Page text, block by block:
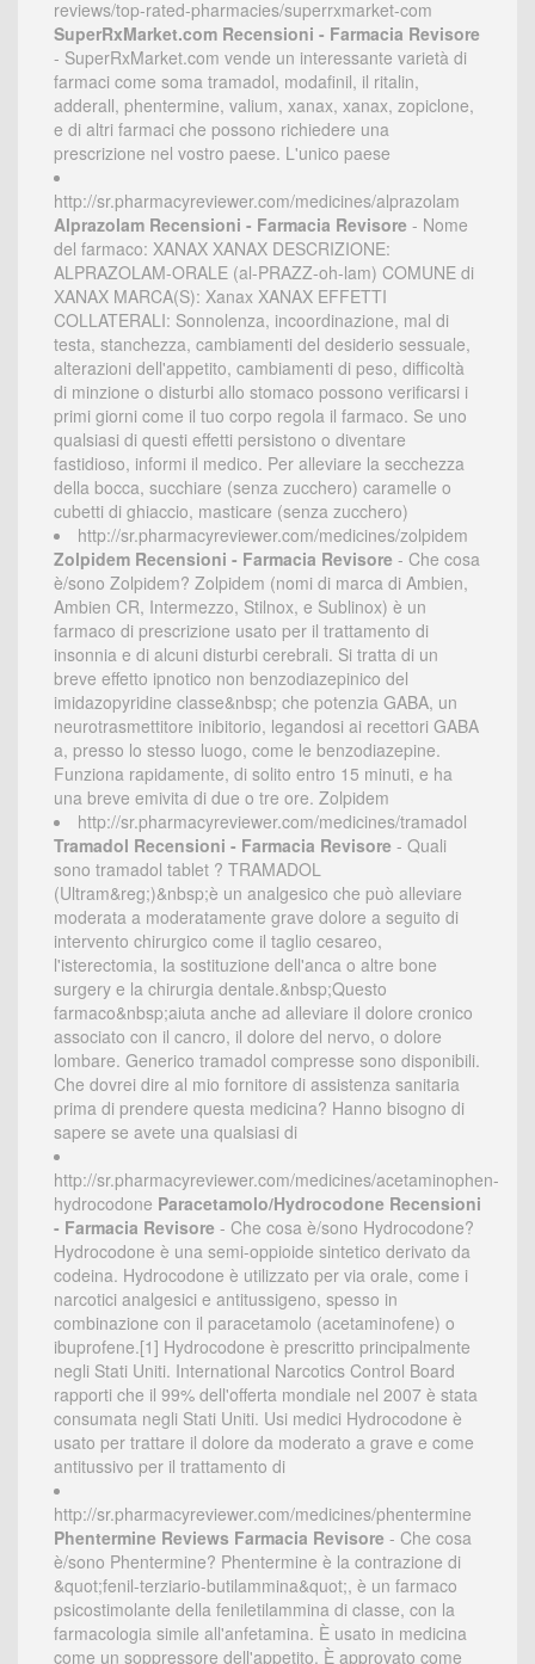
reviews/top-rated-pharmacies/superrxmarket-com
SuperRxMarket.com Recensioni - Farmacia Revisore
- SuperRxMarket.com vende un interessante varietà di
farmaci come soma tramadol, modafinil, il ritalin,
adderall, phentermine, valium, xanax, xanax, zopiclone,
e di altri farmaci che possono richiedere una
prescrizione nel vostro paese. L'unico paese
http://sr.pharmacyreviewer.com/medicines/alprazolam
Alprazolam Recensioni - Farmacia Revisore - Nome
del farmaco: XANAX XANAX DESCRIZIONE:
ALPRAZOLAM-ORALE (al-PRAZZ-oh-lam) COMUNE di
XANAX MARCA(S): Xanax XANAX EFFETTI
COLLATERALI: Sonnolenza, incoordinazione, mal di
testa, stanchezza, cambiamenti del desiderio sessuale,
alterazioni dell'appetito, cambiamenti di peso, difficoltà
di minzione o disturbi allo stomaco possono verificarsi i
primi giorni come il tuo corpo regola il farmaco. Se uno
qualsiasi di questi effetti persistono o diventare
fastidioso, informi il medico. Per alleviare la secchezza
della bocca, succhiare (senza zucchero) caramelle o
cubetti di ghiaccio, masticare (senza zucchero)
http://sr.pharmacyreviewer.com/medicines/zolpidem
Zolpidem Recensioni - Farmacia Revisore - Che cosa
è/sono Zolpidem? Zolpidem (nomi di marca di Ambien,
Ambien CR, Intermezzo, Stilnox, e Sublinox) è un
farmaco di prescrizione usato per il trattamento di
insonnia e di alcuni disturbi cerebrali. Si tratta di un
breve effetto ipnotico non benzodiazepinico del
imidazopyridine classe&nbsp; che potenzia GABA, un
neurotrasmettitore inibitorio, legandosi ai recettori GABA
a, presso lo stesso luogo, come le benzodiazepine.
Funziona rapidamente, di solito entro 15 minuti, e ha
una breve emivita di due o tre ore. Zolpidem
http://sr.pharmacyreviewer.com/medicines/tramadol
Tramadol Recensioni - Farmacia Revisore - Quali
sono tramadol tablet ? TRAMADOL
(Ultram&reg;)&nbsp;è un analgesico che può alleviare
moderata a moderatamente grave dolore a seguito di
intervento chirurgico come il taglio cesareo,
l'isterectomia, la sostituzione dell'anca o altre bone
surgery e la chirurgia dentale.&nbsp;Questo
farmaco&nbsp;aiuta anche ad alleviare il dolore cronico
associato con il cancro, il dolore del nervo, o dolore
lombare. Generico tramadol compresse sono disponibili.
Che dovrei dire al mio fornitore di assistenza sanitaria
prima di prendere questa medicina? Hanno bisogno di
sapere se avete una qualsiasi di
http://sr.pharmacyreviewer.com/medicines/acetaminophen-
hydrocodone Paracetamolo/Hydrocodone Recensioni
- Farmacia Revisore - Che cosa è/sono Hydrocodone?
Hydrocodone è una semi-oppioide sintetico derivato da
codeina. Hydrocodone è utilizzato per via orale, come i
narcotici analgesici e antitussigeno, spesso in
combinazione con il paracetamolo (acetaminofene) o
ibuprofene.[1] Hydrocodone è prescritto principalmente
negli Stati Uniti. International Narcotics Control Board
rapporti che il 99% dell'offerta mondiale nel 2007 è stata
consumata negli Stati Uniti. Usi medici Hydrocodone è
usato per trattare il dolore da moderato a grave e come
antitussivo per il trattamento di
http://sr.pharmacyreviewer.com/medicines/phentermine
Phentermine Reviews Farmacia Revisore - Che cosa
è/sono Phentermine? Phentermine è la contrazione di
&quot;fenil-terziario-butilammina&quot;, è un farmaco
psicostimolante della feniletilammina di classe, con la
farmacologia simile all'anfetamina. È usato in medicina
come un soppressore dell'appetito. È approvato come